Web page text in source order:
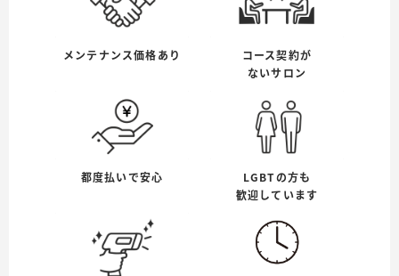
メンテナンス価格あり
コース契約が
ないサロン
都度払いで安心
LGBTの方も
歓迎しています